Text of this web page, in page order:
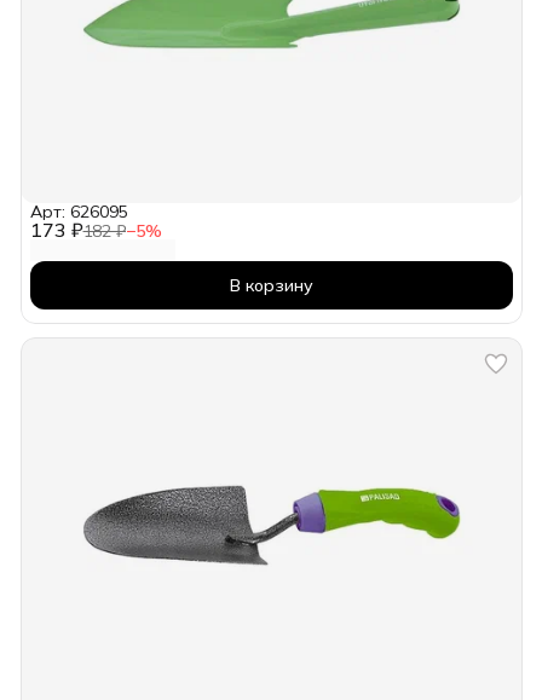
173 ₽182 ₽−5%
Арт: 626095
В корзину